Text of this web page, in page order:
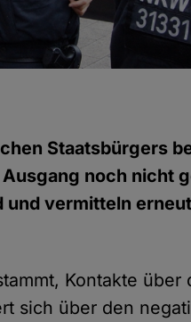
Staatsbürgers
noch nicht
vermitteln
Kontakte über
sich über den